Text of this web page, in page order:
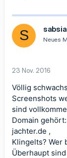
S sabsia
Neues
23 Nov. 2016
Völlig
Screenshots
sind
Domain gehört:
jachter.de ,
Klingelts? Wer
Überhaupt